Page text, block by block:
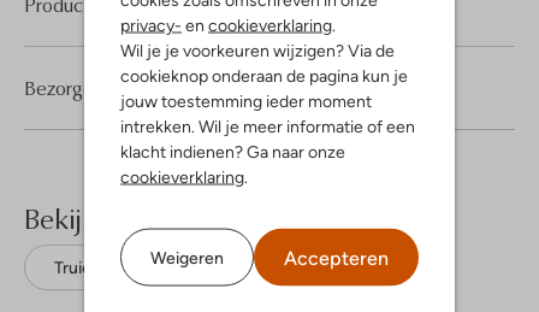
privacy- en cookieverklaring.
Wil je je voorkeuren wijzigen? Via de
cookieknop onderaan de pagina kun je
jouw toestemming ieder moment
intrekken. Wil je meer informatie of een
klacht indienen? Ga naar onze
cookieverklaring.
Weigeren Accepteren
Bezorgen & retourneren
Bekijk meer
Truien Profuomo Merino